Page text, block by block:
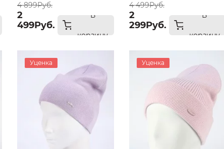
4 899Руб.
2
499Руб.
В
корзину
4 499Руб.
2
299Руб.
В
корзину
Уценка Уценка